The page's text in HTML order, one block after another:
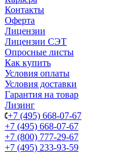
Контакты
Оферта
Лицензии
Лицензии СЭТ
Опросные листы
Как купить
Условия оплаты
Условия доставки
Гарантия на товар
Лизинг
+7 (495) 668-07-67
+7 (495) 668-07-67
+7 (800) 777-29-67
+7 (495) 233-93-59